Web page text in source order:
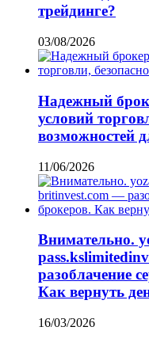
трейдинге?
03/08/2026
Надежный
условий
возможностей
11/06/2026
Внимательно.
разоблачение
Как вернуть
16/03/2026